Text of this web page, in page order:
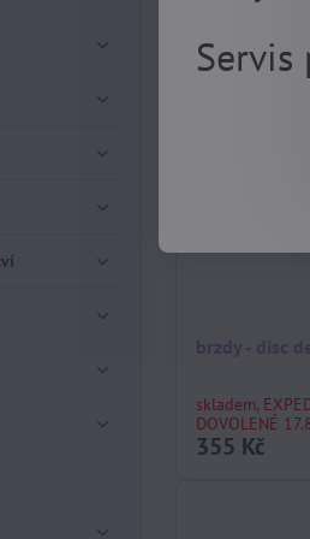
skladem,
DOVOLENÉ
355 Kč
Servis